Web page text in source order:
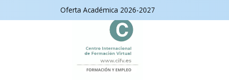
Oferta Académica 2026-2027